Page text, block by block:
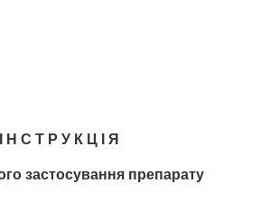
І Н С Т Р У К Ц І Я
застосування препарату